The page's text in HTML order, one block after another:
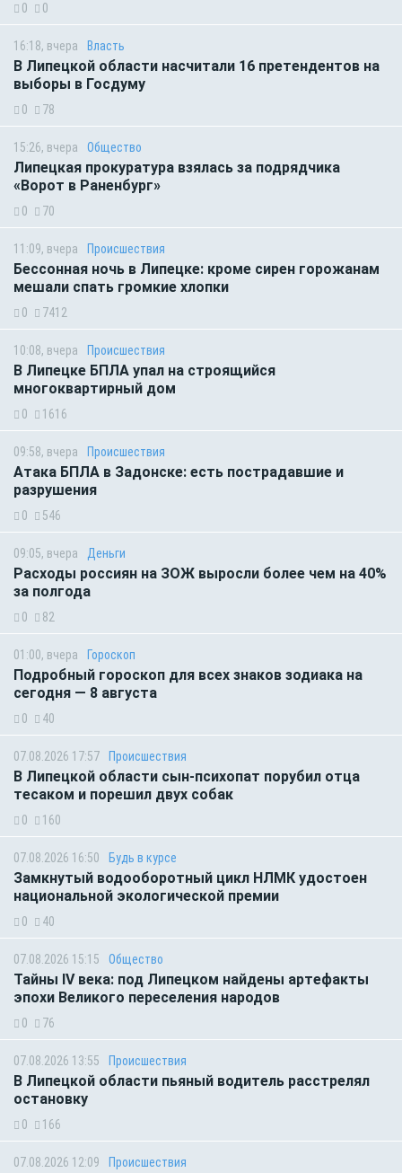
0 0
16:18, вчера Власть
В Липецкой области насчитали 16 претендентов на
выборы в Госдуму
0 78
15:26, вчера Общество
Липецкая прокуратура взялась за подрядчика
«Ворот в Раненбург»
0 70
11:09, вчера Происшествия
Бессонная ночь в Липецке: кроме сирен горожанам
мешали спать громкие хлопки
0 7412
10:08, вчера Происшествия
В Липецке БПЛА упал на строящийся
многоквартирный дом
0 1616
09:58, вчера Происшествия
Атака БПЛА в Задонске: есть пострадавшие и
разрушения
0 546
09:05, вчера Деньги
Расходы россиян на ЗОЖ выросли более чем на 40%
за полгода
0 82
01:00, вчера Гороскоп
Подробный гороскоп для всех знаков зодиака на
сегодня — 8 августа
0 40
07.08.2026 17:57 Происшествия
В Липецкой области сын-психопат порубил отца
тесаком и порешил двух собак
0 160
07.08.2026 16:50 Будь в курсе
Замкнутый водооборотный цикл НЛМК удостоен
национальной экологической премии
0 40
07.08.2026 15:15 Общество
Тайны IV века: под Липецком найдены артефакты
эпохи Великого переселения народов
0 76
07.08.2026 13:55 Происшествия
В Липецкой области пьяный водитель расстрелял
остановку
0 166
07.08.2026 12:09 Происшествия